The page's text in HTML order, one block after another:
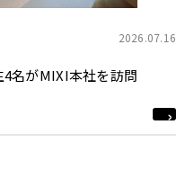
2026.07.16
名がMIXI本社を訪問